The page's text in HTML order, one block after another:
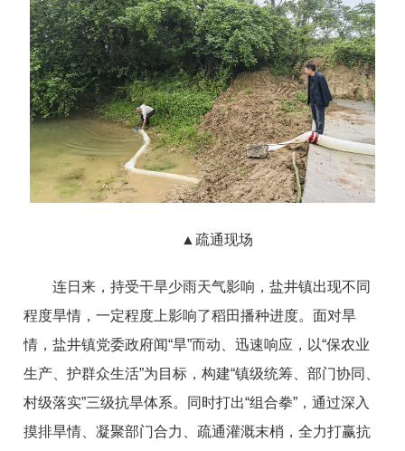
▲疏通现场
连日来，持受干旱少雨天气影响，盐井镇出现不同
程度旱情，一定程度上影响了稻田播种进度。面对旱
情，盐井镇党委政府闻“旱”而动、迅速响应，以“保农业
生产、护群众生活”为目标，构建“镇级统筹、部门协同、
村级落实”三级抗旱体系。同时打出“组合拳”，通过深入
摸排旱情、凝聚部门合力、疏通灌溉末梢，全力打赢抗